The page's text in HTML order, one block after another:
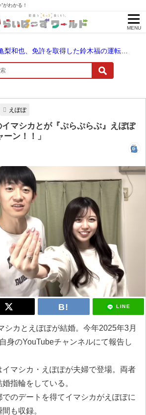
がわかる！
MENU
エモすぎる…亀梨和也、免許を取得した鈴木福の運転でドライブ！
えぽぽ
マシカとが『ぷらぷらぶ』えぽぽ
ン！！」
LINE
シカとえぽぽが結婚。今年2025年3月
身のYouTubeチャンネルにて報告し
イマシカ・えぽぽが夫婦で登場。両者
指輪をしている。
でのデートを得てイマシカがえぽぽに
も収録。